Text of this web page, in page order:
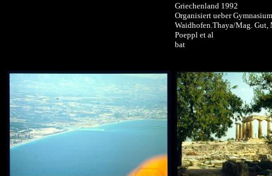
Griechenland 1992
Organisiert ueber Gymnasium
Waidhofen.Thaya/Mag. Gut,
Poeppl et al
bat